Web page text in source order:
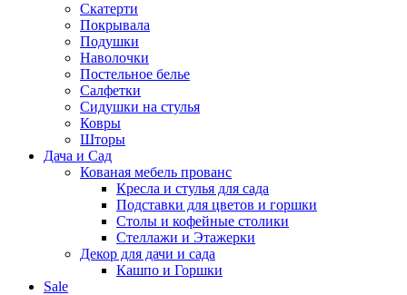
Скатерти
Покрывала
Подушки
Наволочки
Постельное белье
Салфетки
Сидушки на стулья
Ковры
Шторы
Дача и Сад
Кованая мебель прованс
Кресла и стулья для сада
Подставки для цветов и горшки
Столы и кофейные столики
Стеллажи и Этажерки
Декор для дачи и сада
Кашпо и Горшки
Sale